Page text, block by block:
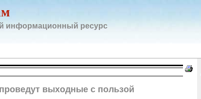
информационный ресурс
выходные с пользой